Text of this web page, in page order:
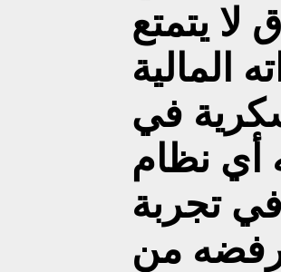
لا يتمتع
المالية
في
أي نظام
تجربة
من